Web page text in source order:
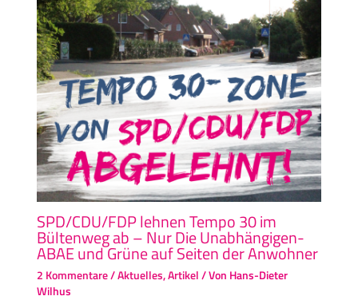
SPD/CDU/FDP lehnen Tempo 30 im
Bültenweg ab – Nur Die Unabhängigen-
ABAE und Grüne auf Seiten der Anwohner
2 Kommentare/Aktuelles,Artikel/ Von Hans-Dieter
Wilhus